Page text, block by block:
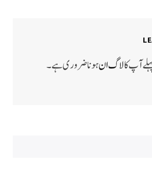
آپ کالاگ انہونا ضروری ہے۔